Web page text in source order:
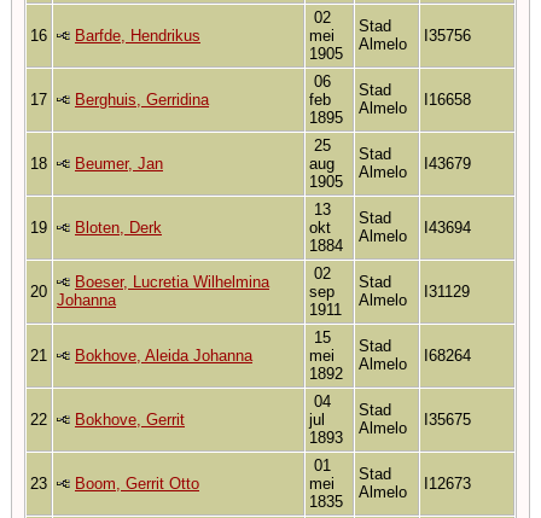
16 Barfde, Hendrikus
02
mei
1905
Stad
Almelo
I35756
17 Berghuis, Gerridina
06
feb
1895
Stad
Almelo
I16658
18 Beumer, Jan
25
aug
1905
Stad
Almelo
I43679
19 Bloten, Derk
13
okt
1884
Stad
Almelo
I43694
20
Boeser, Lucretia Wilhelmina
Johanna
02
sep
1911
Stad
Almelo
I31129
21 Bokhove, Aleida Johanna
15
mei
1892
Stad
Almelo
I68264
22 Bokhove, Gerrit
04
jul
1893
Stad
Almelo
I35675
23 Boom, Gerrit Otto
01
mei
1835
Stad
Almelo
I12673